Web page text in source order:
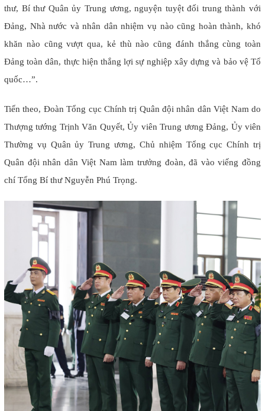
thư, Bí thư Quân ủy Trung ương, nguyện tuyệt đối trung thành với
Đảng, Nhà nước và nhân dân nhiệm vụ nào cũng hoàn thành, khó
khăn nào cũng vượt qua, kẻ thù nào cũng đánh thắng cùng toàn
Đảng toàn dân, thực hiện thắng lợi sự nghiệp xây dựng và bảo vệ Tổ
quốc…”.
Tiến theo, Đoàn Tổng cục Chính trị Quân đội nhân dân Việt Nam do
Thượng tướng Trịnh Văn Quyết, Ủy viên Trung ương Đảng, Ủy viên
Thường vụ Quân ủy Trung ương, Chủ nhiệm Tổng cục Chính trị
Quân đội nhân dân Việt Nam làm trưởng đoàn, đã vào viếng đồng
chí Tổng Bí thư Nguyễn Phú Trọng.